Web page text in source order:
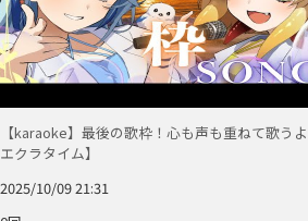
【karaoke】最後の歌枠！心も声も重ねて歌う
エクラタイム】
2025/10/09 21:31